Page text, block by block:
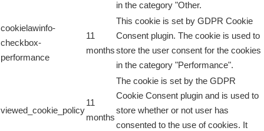
in the category "Other.
cookielawinfo-
checkbox-
performance
11
months
This cookie is set by GDPR Cookie
Consent plugin. The cookie is used to
store the user consent for the cookies
in the category "Performance".
viewed_cookie_policy
11
months
The cookie is set by the GDPR
Cookie Consent plugin and is used to
store whether or not user has
consented to the use of cookies. It